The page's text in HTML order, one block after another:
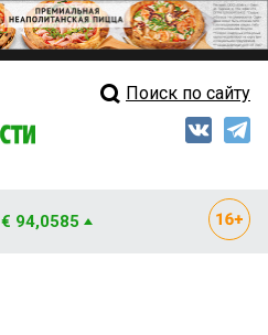
Свежий выпускПоиск по сайту
€ 94,0585